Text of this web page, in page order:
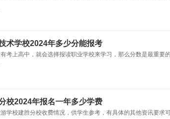
术学校2024年多少分能报考
考上高中，就会选择报读职业学校来学习，那么分数是最重要
校2024年报名一年多少学费
学校建胜分校收费情况，供学生参考，有具体的其他资讯要